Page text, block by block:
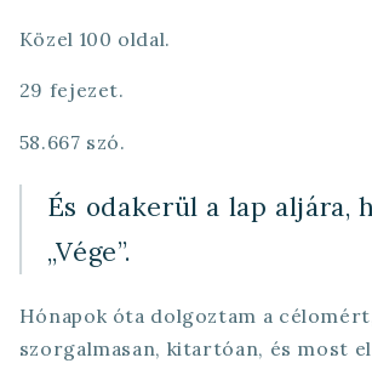
Közel 100 oldal.
29 fejezet.
58.667 szó.
És odakerül a lap aljára,
„Vége”.
Hónapok óta dolgoztam a
szorgalmasan, kitartóan, és most